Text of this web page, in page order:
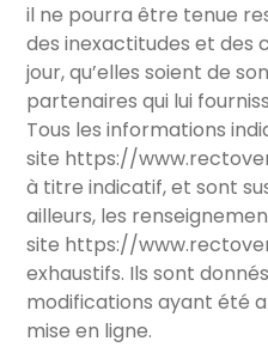
il ne pourra être tenue
des inexactitudes et des
jour, qu’elles soient de
partenaires qui lui
Tous les informations
site https://
à titre indicatif, et sont
ailleurs, les
site https://
exhaustifs. Ils sont
modifications ayant été
mise en ligne.